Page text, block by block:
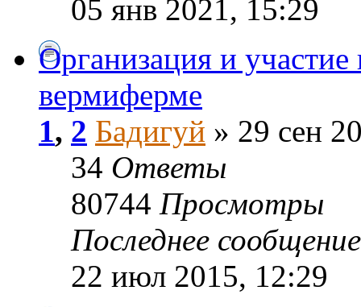
05 янв 2021, 15:29
Организация и
вермиферме
1, 2 Бадигуй » 29 сен
34 Ответы
80744 Просмотры
Последнее
22 июл 2015, 12:29